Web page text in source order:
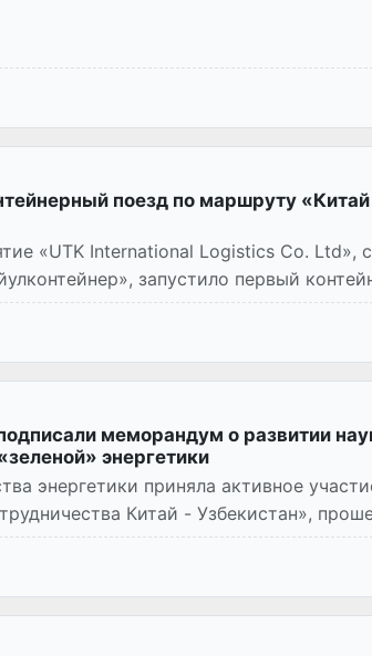
поезд по маршруту «Китай
«UTK International Logistics Co. Ltd»,
запустило первый
меморандум о развитии
энергетики
энергетики приняла активное
Китай - Узбекистан»,